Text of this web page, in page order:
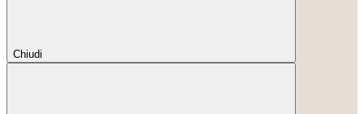
Chiudi